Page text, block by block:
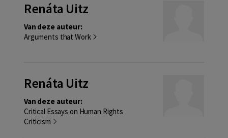
Renáta Uitz
Van deze auteur:
Arguments that Work
Renáta Uitz
Van deze auteur:
Critical Essays on Human Rights
Criticism